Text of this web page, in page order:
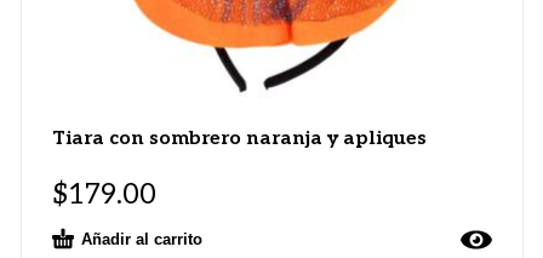
Tiara con sombrero naranja y apliques
$179.00
Añadir al carrito